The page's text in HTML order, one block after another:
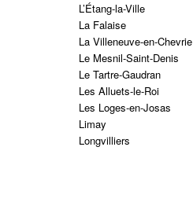
L’Étang-la-Ville
La Falaise
La Villeneuve-en-Chevrie
Le Mesnil-Saint-Denis
Le Tartre-Gaudran
Les Alluets-le-Roi
Les Loges-en-Josas
Limay
Longvilliers